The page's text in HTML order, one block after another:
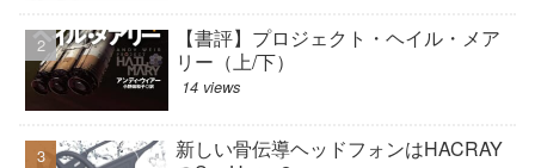
【書評】プロジェクト・ヘイル・メア
リー（上/下）
14 views
新しい骨伝導ヘッドフォンはHACRAY